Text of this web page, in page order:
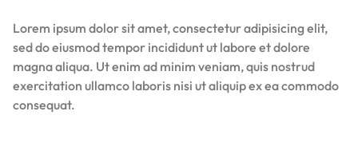
Lorem ipsum dolor sit amet, consectetur adipisicing elit,
sed do eiusmod tempor incididunt ut labore et dolore
magna aliqua. Ut enim ad minim veniam, quis nostrud
exercitation ullamco laboris nisi ut aliquip ex ea commodo
consequat.